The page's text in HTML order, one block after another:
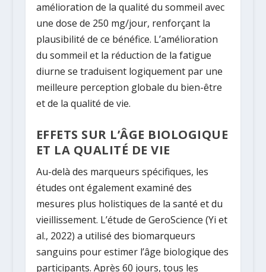
amélioration de la qualité du sommeil avec
une dose de 250 mg/jour, renforçant la
plausibilité de ce bénéfice. L’amélioration
du sommeil et la réduction de la fatigue
diurne se traduisent logiquement par une
meilleure perception globale du bien-être
et de la qualité de vie.
EFFETS SUR L’ÂGE BIOLOGIQUE
ET LA QUALITÉ DE VIE
Au-delà des marqueurs spécifiques, les
études ont également examiné des
mesures plus holistiques de la santé et du
vieillissement. L’étude de GeroScience (Yi et
al., 2022) a utilisé des biomarqueurs
sanguins pour estimer l’âge biologique des
participants. Après 60 jours, tous les